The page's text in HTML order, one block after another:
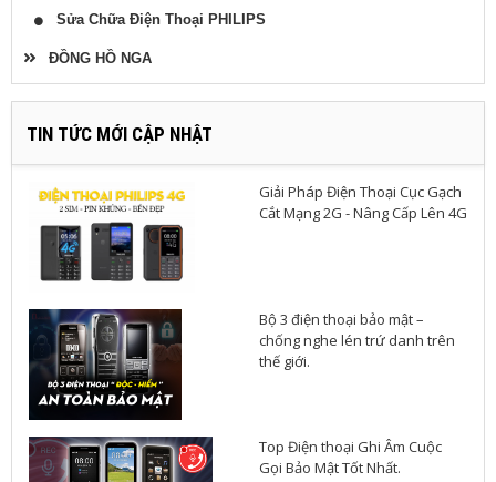
Sửa Chữa Điện Thoại PHILIPS
ĐỒNG HỒ NGA
TIN TỨC MỚI CẬP NHẬT
Giải Pháp Điện Thoại Cục Gạch
Cắt Mạng 2G - Nâng Cấp Lên 4G
Bộ 3 điện thoại bảo mật –
chống nghe lén trứ danh trên
thế giới.
Top Điện thoại Ghi Âm Cuộc
Gọi Bảo Mật Tốt Nhất.